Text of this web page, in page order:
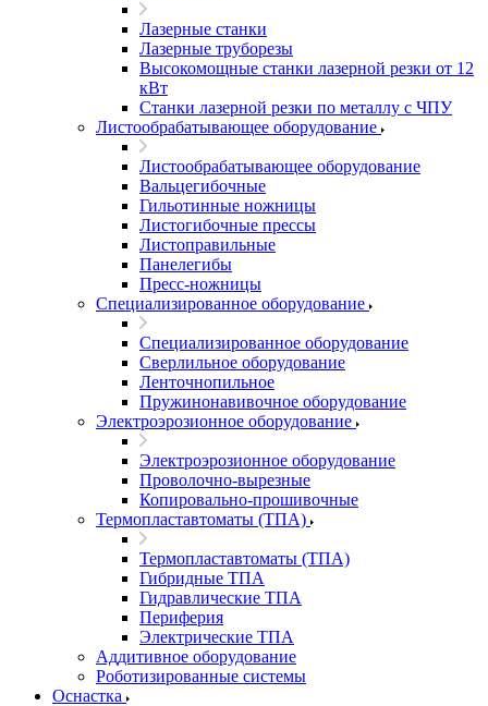
Лазерные станки
Лазерные труборезы
Высокомощные станки лазерной резки от 12
кВт
Станки лазерной резки по металлу с ЧПУ
Листообрабатывающее оборудование
Листообрабатывающее оборудование
Вальцегибочные
Гильотинные ножницы
Листогибочные прессы
Листоправильные
Панелегибы
Пресс-ножницы
Специализированное оборудование
Специализированное оборудование
Сверлильное оборудование
Ленточнопильное
Пружинонавивочное оборудование
Электроэрозионное оборудование
Электроэрозионное оборудование
Проволочно-вырезные
Копировально-прошивочные
Термопластавтоматы (ТПА)
Термопластавтоматы (ТПА)
Гибридные ТПА
Гидравлические ТПА
Периферия
Электрические ТПА
Аддитивное оборудование
Роботизированные системы
Оснастка